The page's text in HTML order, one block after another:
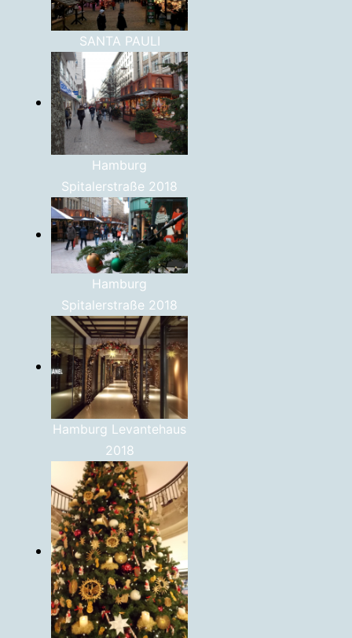
SANTA PAULI
Hamburg
Spitalerstraße 2018
Hamburg
Spitalerstraße 2018
Hamburg Levantehaus
2018